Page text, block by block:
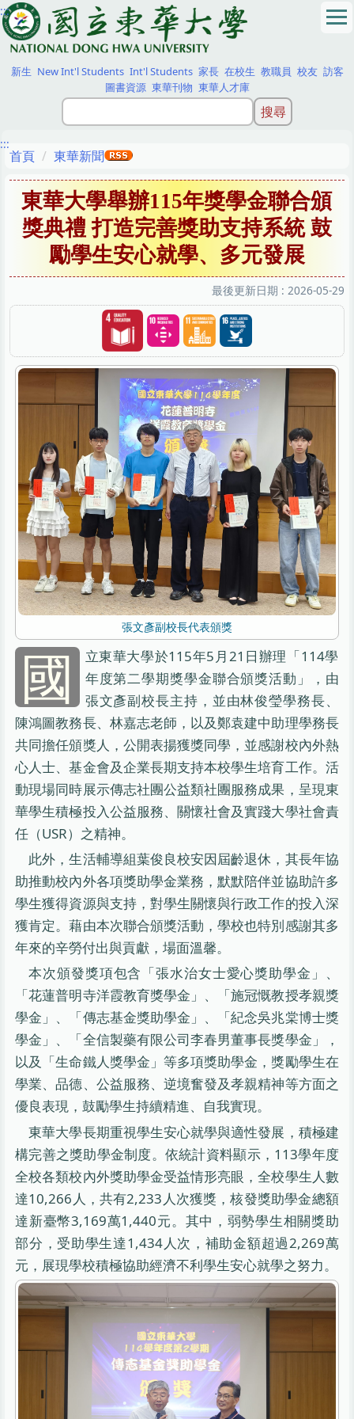
跳
到
主
要
內
:::
新生 New Int'l Students Int'l Students 家長 在校生 教職員 校友 訪客
圖書資源 東華刊物 東華人才庫
:::
首頁 東華新聞
東華大學舉辦115年獎學金聯合頒
獎典禮 打造完善獎助支持系統 鼓
勵學生安心就學、多元發展
最後更新日期 : 2026-05-29
張文彥副校長代表頒獎
國
立東華大學於115年5月21日辦理「114學
年度第二學期獎學金聯合頒獎活動」，由
張文彥副校長主持，並由林俊瑩學務長、
陳鴻圖教務長、林嘉志老師，以及鄭袁建中助理學務長
共同擔任頒獎人，公開表揚獲獎同學，並感謝校內外熱
心人士、基金會及企業長期支持本校學生培育工作。活
動現場同時展示傳志社團公益類社團服務成果，呈現東
華學生積極投入公益服務、關懷社會及實踐大學社會責
任（USR）之精神。
此外，生活輔導組葉俊良校安因屆齡退休，其長年協
助推動校內外各項獎助學金業務，默默陪伴並協助許多
學生獲得資源與支持，對學生關懷與行政工作的投入深
獲肯定。藉由本次聯合頒獎活動，學校也特別感謝其多
年來的辛勞付出與貢獻，場面溫馨。
本次頒發獎項包含「張水治女士愛心獎助學金」、
「花蓮普明寺洋霞教育獎學金」、「施冠慨教授孝親獎
學金」、「傳志基金獎助學金」、「紀念吳兆棠博士獎
學金」、「全信製藥有限公司李春男董事長獎學金」，
以及「生命鐵人獎學金」等多項獎助學金，獎勵學生在
學業、品德、公益服務、逆境奮發及孝親精神等方面之
優良表現，鼓勵學生持續精進、自我實現。
東華大學長期重視學生安心就學與適性發展，積極建
構完善之獎助學金制度。依統計資料顯示，113學年度
全校各類校內外獎助學金受益情形亮眼，全校學生人數
達10,266人，共有2,233人次獲獎，核發獎助學金總額
達新臺幣3,169萬1,440元。其中，弱勢學生相關獎助
部分，受助學生達1,434人次，補助金額超過2,269萬
元，展現學校積極協助經濟不利學生安心就學之努力。